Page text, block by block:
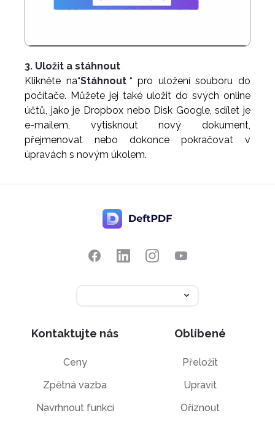
3. Uložit a stáhnout
Klikněte na“Stáhnout “ pro uložení souboru do
počítače. Můžete jej také uložit do svých online
účtů, jako je Dropbox nebo Disk Google, sdílet je
e-mailem, vytisknout nový dokument,
přejmenovat nebo dokonce pokračovat v
úpravách s novým úkolem.
Kontaktujte nás
Ceny
Zpětná vazba
Navrhnout funkci
Oblíbené
Přeložit
Upravit
Oříznout